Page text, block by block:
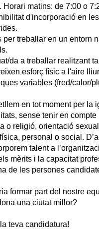
Horari matins: de 7:00 o
d'incorporació en
per treballar en un entorn
da a treballar realitzant
esforç físic a l'aire
variables (fred/calor/
en tot moment per la
sense tenir en compte
o religió, orientació
personal o social.
talent a
mèrits i la capacitat
de les persones
formar part del nostre
una ciutat millor?
teva candidatura!